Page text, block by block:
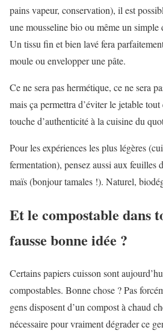
pains vapeur, conservation), il est
une mousseline bio ou même un
Un tissu fin et bien lavé fera
moule ou envelopper une pâte.
Ce ne sera pas hermétique, ce ne sera
mais ça permettra d’éviter le jetable
touche d’authenticité à la cuisine du
Pour les expériences les plus légères
fermentation), pensez aussi aux feuilles
maïs (bonjour tamales !). Naturel,
Et le compostable dans
fausse bonne idée ?
Certains papiers cuisson sont
compostables. Bonne chose ? Pas
gens disposent d’un compost à chaud
nécessaire pour vraiment dégrader ce